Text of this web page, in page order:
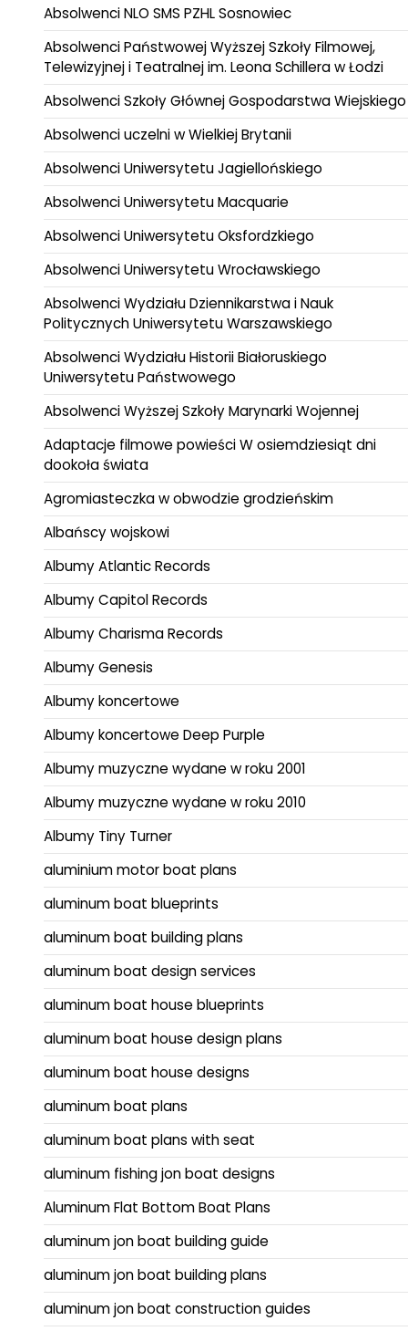
Absolwenci NLO SMS PZHL Sosnowiec
Absolwenci Państwowej Wyższej Szkoły Filmowej,
Telewizyjnej i Teatralnej im. Leona Schillera w Łodzi
Absolwenci Szkoły Głównej Gospodarstwa Wiejskiego
Absolwenci uczelni w Wielkiej Brytanii
Absolwenci Uniwersytetu Jagiellońskiego
Absolwenci Uniwersytetu Macquarie
Absolwenci Uniwersytetu Oksfordzkiego
Absolwenci Uniwersytetu Wrocławskiego
Absolwenci Wydziału Dziennikarstwa i Nauk
Politycznych Uniwersytetu Warszawskiego
Absolwenci Wydziału Historii Białoruskiego
Uniwersytetu Państwowego
Absolwenci Wyższej Szkoły Marynarki Wojennej
Adaptacje filmowe powieści W osiemdziesiąt dni
dookoła świata
Agromiasteczka w obwodzie grodzieńskim
Albańscy wojskowi
Albumy Atlantic Records
Albumy Capitol Records
Albumy Charisma Records
Albumy Genesis
Albumy koncertowe
Albumy koncertowe Deep Purple
Albumy muzyczne wydane w roku 2001
Albumy muzyczne wydane w roku 2010
Albumy Tiny Turner
aluminium motor boat plans
aluminum boat blueprints
aluminum boat building plans
aluminum boat design services
aluminum boat house blueprints
aluminum boat house design plans
aluminum boat house designs
aluminum boat plans
aluminum boat plans with seat
aluminum fishing jon boat designs
Aluminum Flat Bottom Boat Plans
aluminum jon boat building guide
aluminum jon boat building plans
aluminum jon boat construction guides